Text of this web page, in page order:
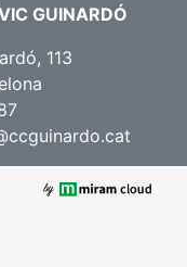
GUINARDÓ
113